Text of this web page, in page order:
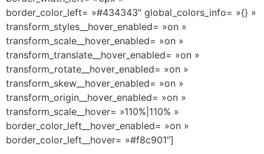
border_color_left= »#434343″ global_colors_info= »{} »
transform_styles__hover_enabled= »on »
transform_scale__hover_enabled= »on »
transform_translate__hover_enabled= »on »
transform_rotate__hover_enabled= »on »
transform_skew__hover_enabled= »on »
transform_origin__hover_enabled= »on »
transform_scale__hover= »110%|110% »
border_color_left__hover_enabled= »on »
border_color_left__hover= »#f8c901″]